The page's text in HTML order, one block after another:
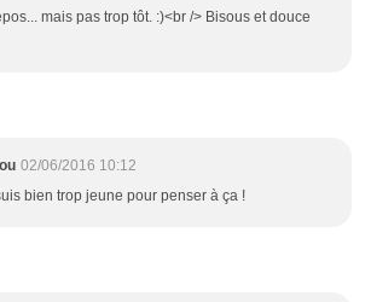
mais pas trop tôt. :)<br /> Bisous et douce
02/06/2016 10:12
bien trop jeune pour penser à ça !